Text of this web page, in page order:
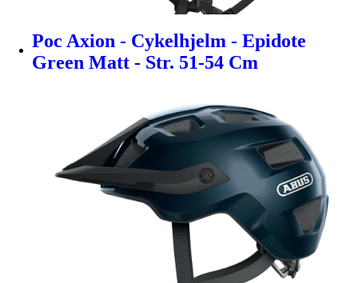
Poc Axion - Cykelhjelm - Epidote
Green Matt - Str. 51-54 Cm